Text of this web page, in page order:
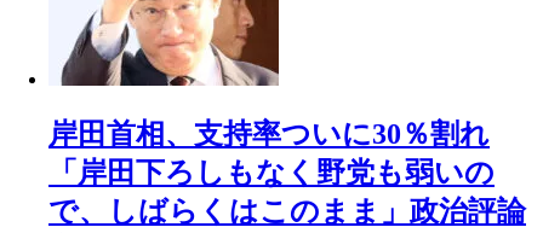
岸田首相、支持率ついに30％割れ
「岸田下ろしもなく野党も弱いの
で、しばらくはこのまま」政治評論